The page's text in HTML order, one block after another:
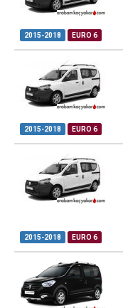
2015-2018 EURO 6
2015-2018 EURO 6
2015-2018 EURO 6